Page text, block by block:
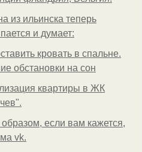
из ильинска теперь
и думает:
кровать в спальне.
обстановки на сон
квартиры в ЖК
если вам кажется,
vk.